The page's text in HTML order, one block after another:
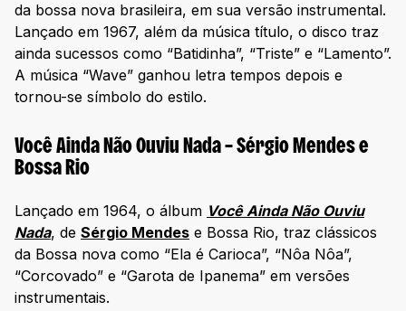
da bossa nova brasileira, em sua versão instrumental.
Lançado em 1967, além da música título, o disco traz
ainda sucessos como “Batidinha”, “Triste” e “Lamento”.
A música “Wave” ganhou letra tempos depois e
tornou-se símbolo do estilo.
Você Ainda Não Ouviu Nada – Sérgio Mendes e
Bossa Rio
Lançado em 1964, o álbum Você Ainda Não Ouviu
Nada, de Sérgio Mendes e Bossa Rio, traz clássicos
da Bossa nova como “Ela é Carioca”, “Nôa Nôa”,
“Corcovado” e “Garota de Ipanema” em versões
instrumentais.